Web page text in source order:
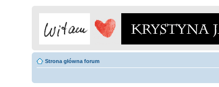
Strona główna forum